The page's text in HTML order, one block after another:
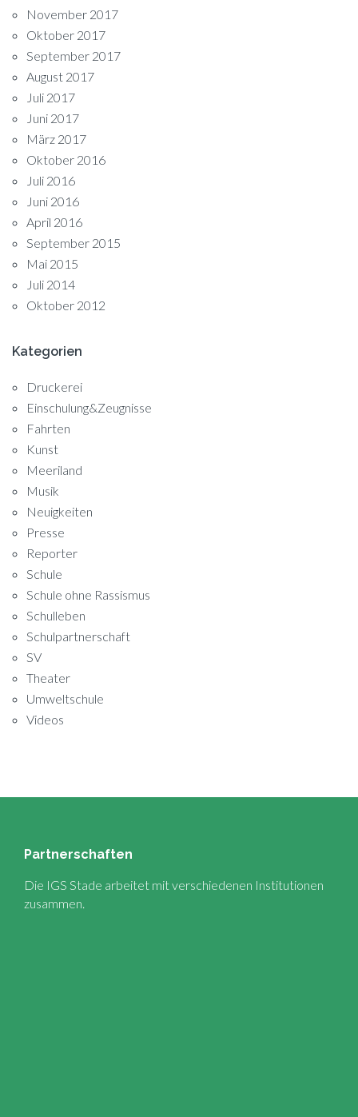
November 2017
Oktober 2017
September 2017
August 2017
Juli 2017
Juni 2017
März 2017
Oktober 2016
Juli 2016
Juni 2016
April 2016
September 2015
Mai 2015
Juli 2014
Oktober 2012
Kategorien
Druckerei
Einschulung&Zeugnisse
Fahrten
Kunst
Meeriland
Musik
Neuigkeiten
Presse
Reporter
Schule
Schule ohne Rassismus
Schulleben
Schulpartnerschaft
SV
Theater
Umweltschule
Videos
Partnerschaften
Die IGS Stade arbeitet mit verschiedenen Institutionen
zusammen.